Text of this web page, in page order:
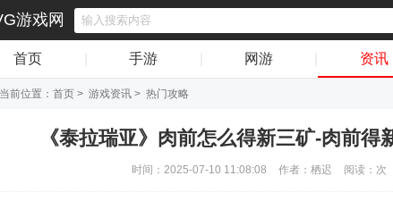
游戏网
首页 手游 网游 资讯
当前位置： 首页 > 游戏资讯 > 热门攻略
《泰拉瑞亚》肉前怎么得新三矿-肉前得
时间：2025-07-10 11:08:08 作者：栖迟 阅读： 次